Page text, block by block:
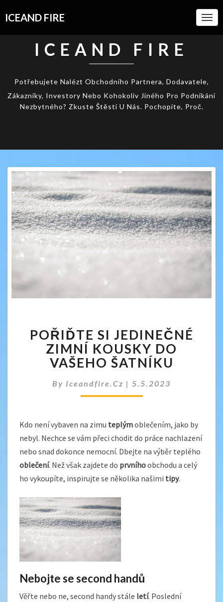
ICEAND FIRE
ICEAND FIRE
Potřebujete Nalézt Obchodního Partnera, Dodavatele,
Zákazníky, Investory Nebo Kohokoliv Jiného Pro Podnikání
Nezbytného? Zkuste Štěstí U Nás. Pochopíte, Proč.
JEDINEČNÉ
ZIMNÍ
KOUSKY
VAŠEHO
ŠATNÍKU
POŘIĎTE SI JEDINEČNÉ
ZIMNÍ KOUSKY DO
VAŠEHO ŠATNÍKU
By Iceandfire.cz | 5.5.2023
Kdo není vybaven na zimu teplýmoblečením, jako by
nebyl. Nechce se vám přeci chodit do práce nachlazení
nebo snad dokonce nemocní. Dbejte na výběr teplého
oblečení. Než však zajdete do prvníhoobchodu a celý
ho vykoupíte, inspirujte se několika našimi tipy.
Nebojte se second handů
Věřte nebo ne, second handy stále letí. Poslední